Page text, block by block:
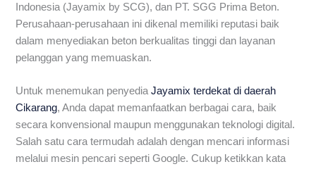
Indonesia (Jayamix by SCG), dan PT. SGG Prima Beton.
Perusahaan-perusahaan ini dikenal memiliki reputasi baik
dalam menyediakan beton berkualitas tinggi dan layanan
pelanggan yang memuaskan.
Untuk menemukan penyediaJayamix terdekat di daerah
Cikarang, Anda dapat memanfaatkan berbagai cara, baik
secara konvensional maupun menggunakan teknologi digital.
Salah satu cara termudah adalah dengan mencari informasi
melalui mesin pencari seperti Google. Cukup ketikkan kata